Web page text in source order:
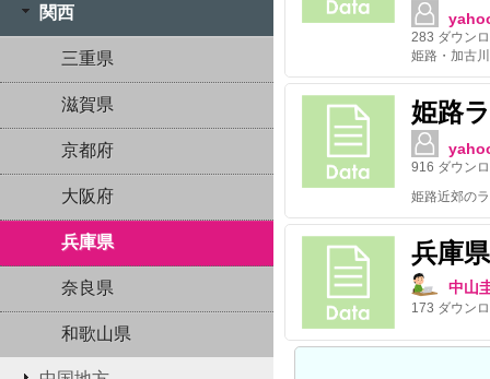
関西
三重県
滋賀県
京都府
大阪府
兵庫県
奈良県
和歌山県
283 ダウン
姫路・加古
姫路
916 ダウン
姫路近郊の
兵庫
中山
173 ダウン